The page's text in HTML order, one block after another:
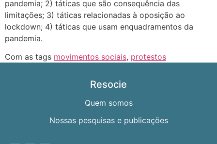
pandemia; 2) táticas que são consequência das
limitações; 3) táticas relacionadas à oposição ao
lockdown; 4) táticas que usam enquadramentos da
pandemia.
Com as tags movimentos sociais, protestos
Resocie
Quem somos
Nossas pesquisas e publicações